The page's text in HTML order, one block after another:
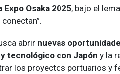
Expo Osaka 2025, bajo el
abrir nuevas
tecnológico con Japón y la
los proyectos portuarios y